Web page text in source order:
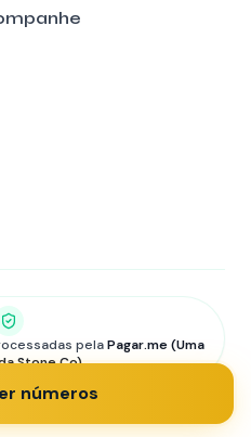
números
pela Pagar.me (Uma
Stone Co)
os direitos reservados.